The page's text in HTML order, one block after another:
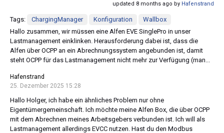
updated 8 months ago by Hafenstrand
Tags: ChargingManager Konfiguration
Wallbox
Hallo zusammen, wir müssen eine Alfen EVE SinglePro in unser
Lastmanagement einklinken. Herausforderung dabei ist, dass die
Alfen über OCPP an ein Abrechnungssystem angebunden ist, damit
steht OCPP für das Lastmanagement nicht mehr zur Verfügung (man...
Hafenstrand
25. Dezember 2025 15:28
Hallo Holger, ich habe ein ähnliches Problem nur ohne
Eigentümergemeinschaft. Ich möchte meine Alfen Box, die über OCPP
mit dem Abrechnen meines Arbeitsgebers verbunden ist. Ich will als
Lastmanagement allerdings EVCC nutzen. Hast du den Modbus